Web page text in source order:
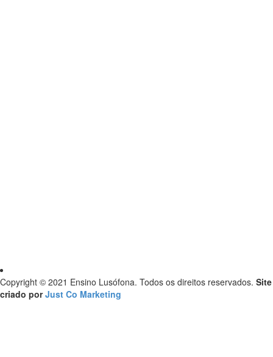
Copyright © 2021 Ensino Lusófona. Todos os direitos reservados. Site
criado porJust Co Marketing